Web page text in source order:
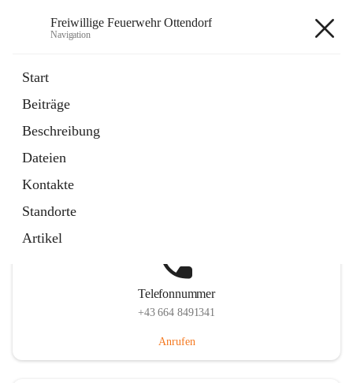
Freiwillige Feuerwehr Ottendorf
Navigation
Start
Beiträge
Beschreibung
Dateien
Kontakte
Standorte
Artikel
Telefonnummer
+43 664 8491341
Anrufen